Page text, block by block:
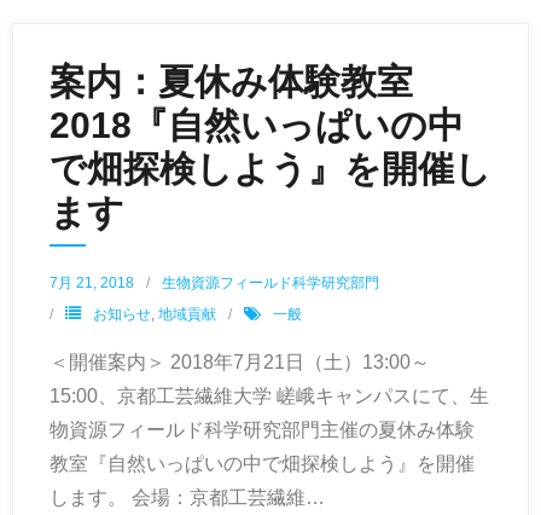
案内：夏休み体験教室
2018『自然いっぱいの中
で畑探検しよう』を開催し
ます
7月 21, 2018
生物資源フィールド科学研究部門
お知らせ, 地域貢献 一般
＜開催案内＞ 2018年7月21日（土）13:00～
15:00、京都工芸繊維大学 嵯峨キャンパスにて、生
物資源フィールド科学研究部門主催の夏休み体験
教室『自然いっぱいの中で畑探検しよう』を開催
します。 会場：京都工芸繊維…